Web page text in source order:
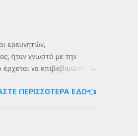
ερευνητών,
ήταν γνωστό με την
να επιβεβαιώσει
η οποία ζούσε σε μία
Φεύγωντας ο
ΠΕΡΙΣΣΌΤΕΡΑ ΕΔΏ👈